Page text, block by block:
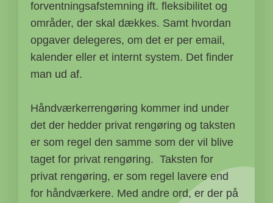
forventningsafstemning ift. fleksibilitet og
områder, der skal dækkes. Samt hvordan
opgaver delegeres, om det er per email,
kalender eller et internt system. Det finder
man ud af.
Håndværkerrengøring kommer ind under
det der hedder privat rengøring og taksten
er som regel den samme som der vil blive
taget for privat rengøring. Taksten for
privat rengøring, er som regel lavere end
for håndværkere. Med andre ord, er der på